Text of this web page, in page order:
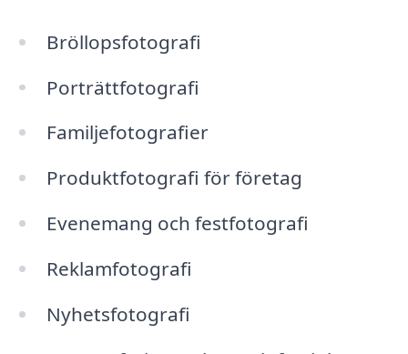
Bröllopsfotografi
Porträttfotografi
Familjefotografier
Produktfotografi för företag
Evenemang och festfotografi
Reklamfotografi
Nyhetsfotografi